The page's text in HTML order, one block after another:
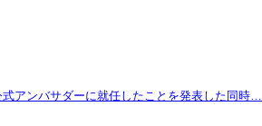
アンバサダーに就任したことを発表した同時…